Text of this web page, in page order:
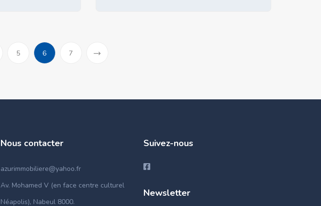
5 6(current)
7
Nous contacter
azurimmobiliere@yahoo.fr
Av. Mohamed V (en face centre culturel
Néapolis), Nabeul 8000.
Suivez-nous
Newsletter